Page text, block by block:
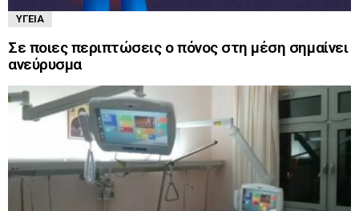
ΥΓΕΊΑ
Σε ποιες περιπτώσεις ο πόνος στη μέση σημαίνει
ανεύρυσμα